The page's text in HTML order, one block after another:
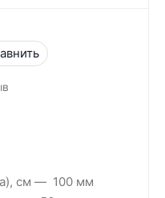
см
100 мм